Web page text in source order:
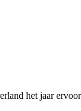
het jaar